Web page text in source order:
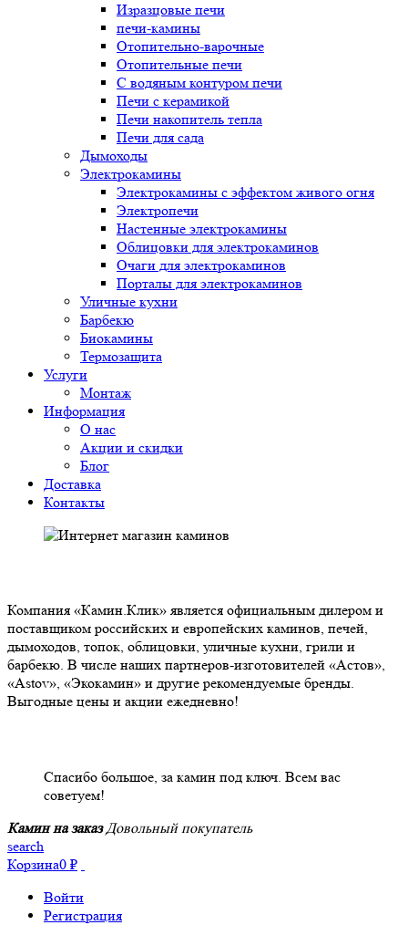
Изразцовые печи
печи-камины
Отопительно-варочные
Отопительные печи
С водяным контуром печи
Печи с керамикой
Печи накопитель тепла
Печи для сада
Дымоходы
Электрокамины
Электрокамины с эффектом живого огня
Электропечи
Настенные электрокамины
Облицовки для электрокаминов
Очаги для электрокаминов
Порталы для электрокаминов
Уличные кухни
Барбекю
Биокамины
Термозащита
Услуги
Монтаж
Информация
О нас
Акции и скидки
Блог
Доставка
Контакты
Компания «Камин.Клик» является официальным дилером и
поставщиком российских и европейских каминов, печей,
дымоходов, топок, облицовки, уличные кухни, грили и
барбекю. В числе наших партнеров-изготовителей «Астов»,
«Astov», «Экокамин» и другие рекомендуемые бренды.
Выгодные цены и акции ежедневно!
Спасибо большое, за камин под ключ. Всем вас
советуем!
Камин на заказ Довольный покупатель
search
Корзина0 ₽
Войти
Регистрация